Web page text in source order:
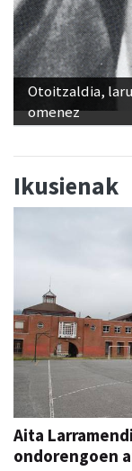
Otoitzaldia,
omenez
Ikusienak
Aita
ondorengoen